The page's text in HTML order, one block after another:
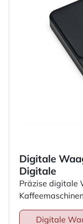
Digitale
Digitale
Präzise digitale
Digitale